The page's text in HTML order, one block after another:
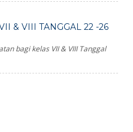
& VIII TANGGAL 22 -26
bagi kelas VII & VIII Tanggal